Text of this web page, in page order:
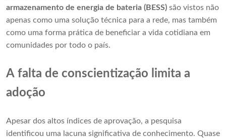
armazenamento de energia de bateria (BESS) são vistos não
apenas como uma solução técnica para a rede, mas também
como uma forma prática de beneficiar a vida cotidiana em
comunidades por todo o país.
A falta de conscientização limita a
adoção
Apesar dos altos índices de aprovação, a pesquisa
identificou uma lacuna significativa de conhecimento. Quase